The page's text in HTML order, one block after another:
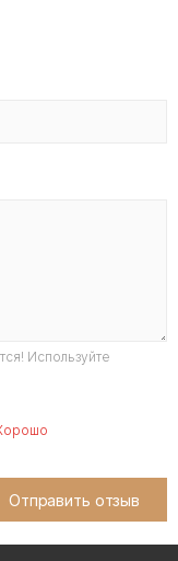
Используйте
Отправить отзыв